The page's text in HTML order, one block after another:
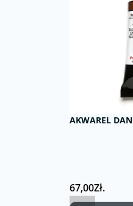
AKWAREL
67,00Zł.